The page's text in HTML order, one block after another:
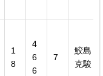
1
8
4
6
6
7
鮫島
克駿